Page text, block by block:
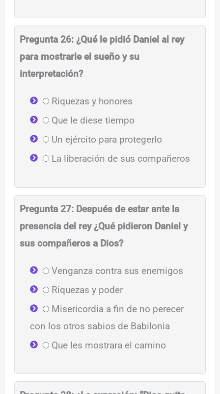
Pregunta 26: ¿Qué le pidió Daniel al rey
para mostrarle el sueño y su
interpretación?
Riquezas y honores
Que le diese tiempo
Un ejército para protegerlo
La liberación de sus compañeros
Pregunta 27: Después de estar ante la
presencia del rey ¿Qué pidieron Daniel y
sus compañeros a Dios?
Venganza contra sus enemigos
Riquezas y poder
Misericordia a fin de no perecer
con los otros sabios de Babilonia
Que les mostrara el camino